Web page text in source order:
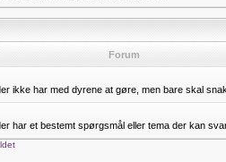
Forum
ikke har med dyrene at gøre, men bare skal
har et bestemt spørgsmål eller tema der kan